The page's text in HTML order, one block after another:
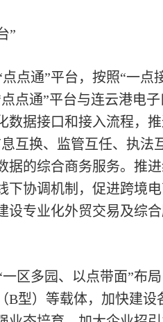
”
点通”平台，按照“一
点通”平台与连云港电
数据接口和接入流程，
互换、监管互任、执
据的综合商务服务。推
下协调机制，促进跨境
设专业化外贸交易及综
区多园、以点带面”布
B型）等载体，加快建